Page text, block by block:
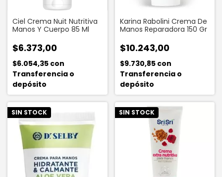
Ciel Crema Nuit Nutritiva
Manos Y Cuerpo 85 Ml
$6.373,00
$6.054,35 con
Transferencia o
depósito
Karina Rabolini Crema De
Manos Reparadora 150 Gr
$10.243,00
$9.730,85 con
Transferencia o
depósito
SIN STOCK SIN STOCK